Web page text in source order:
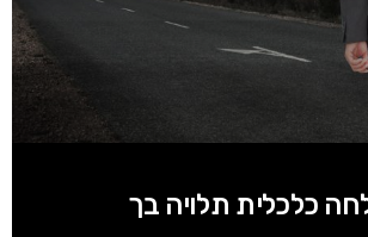
כלכלית תלויה בך